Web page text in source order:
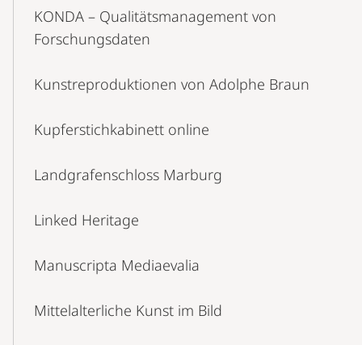
KONDA – Qualitätsmanagement von
Forschungsdaten
Kunstreproduktionen von Adolphe Braun
Kupferstichkabinett online
Landgrafenschloss Marburg
Linked Heritage
Manuscripta Mediaevalia
Mittelalterliche Kunst im Bild